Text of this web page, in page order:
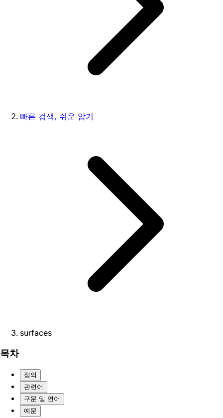
빠른 검색, 쉬운 암기
surfaces
목차
정의
관련어
구문 및 연어
예문